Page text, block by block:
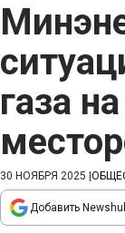
газа на
30 НОЯБРЯ 2025
Добавить